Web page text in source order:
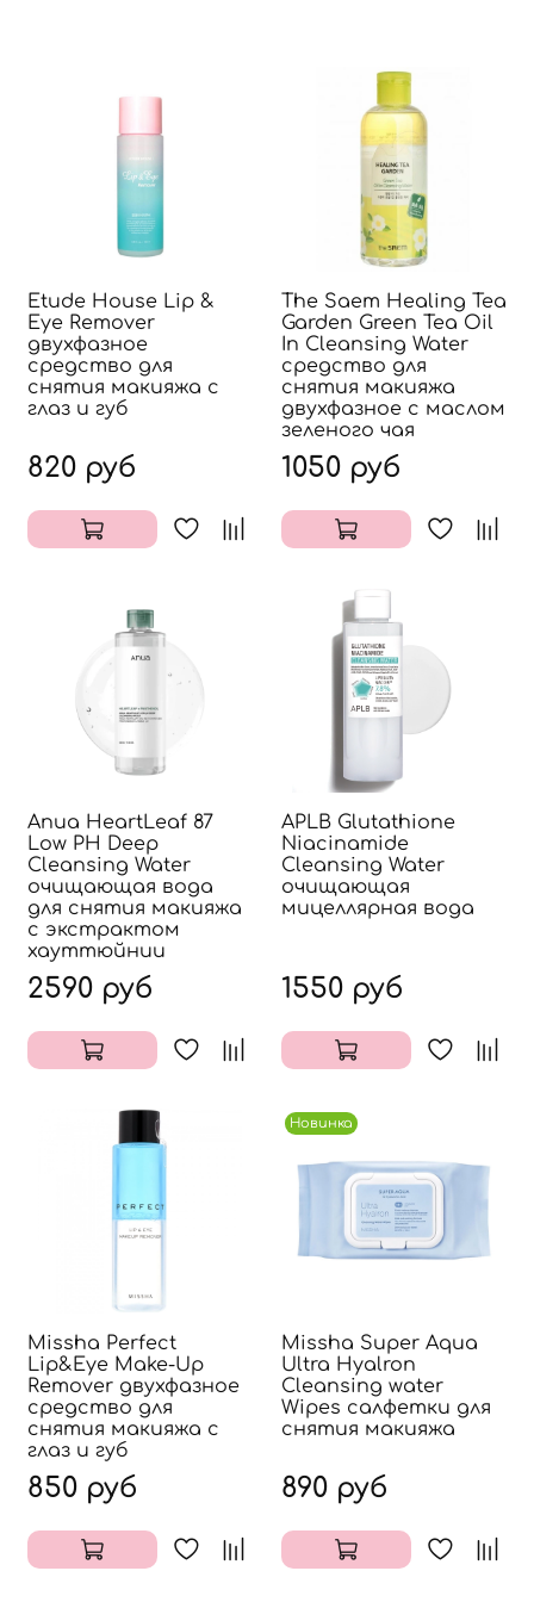
Etude House Lip &
Eye Remover
двухфазное
средство для
снятия макияжа с
глаз и губ
820 руб
The Saem Healing Tea
Garden Green Tea Oil
In Cleansing Water
средство для
снятия макияжа
двухфазное с маслом
зеленого чая
1050 руб
Anua HeartLeaf 87
Low PH Deep
Cleansing Water
очищающая вода
для снятия макияжа
с экстрактом
хауттюйнии
2590 руб
APLB Glutathione
Niacinamide
Cleansing Water
очищающая
мицеллярная вода
1550 руб
Missha Perfect
Lip&Eye Make-Up
Remover двухфазное
средство для
снятия макияжа с
глаз и губ
850 руб
Новинка
Missha Super Aqua
Ultra Hyalron
Cleansing water
Wipes салфетки для
снятия макияжа
890 руб